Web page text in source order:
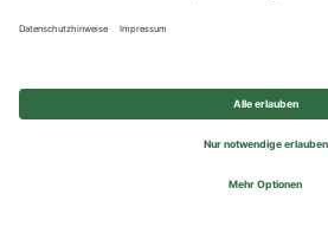
© 2026 REWE Group - All